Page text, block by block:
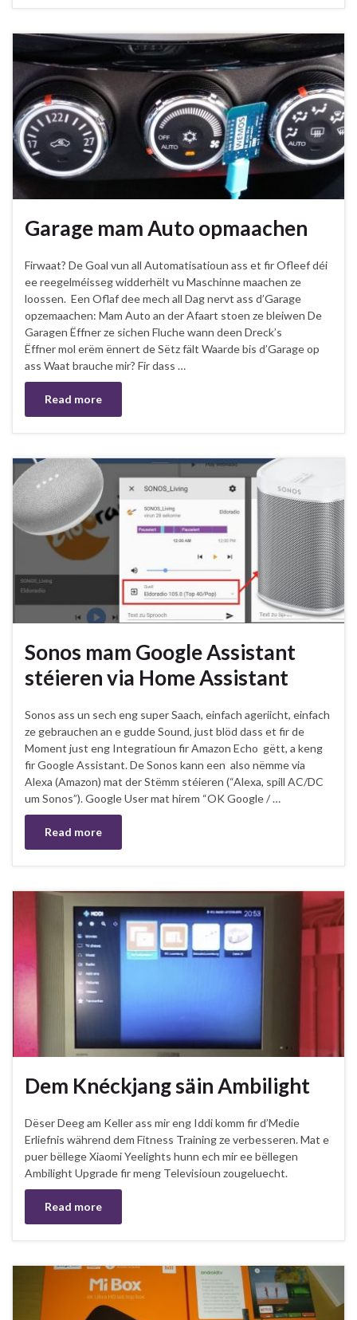
Garage mam Auto opmaachen
Firwaat? De Goal vun all Automatisatioun ass et fir Ofleef déi
ee reegelméisseg widderhëlt vu Maschinne maachen ze
loossen. Een Oflaf dee mech all Dag nervt ass d’Garage
opzemaachen: Mam Auto an der Afaart stoen ze bleiwen De
Garagen Ëffner ze sichen Fluche wann deen Dreck’s
Ëffner mol erëm ënnert de Sëtz fält Waarde bis d’Garage op
ass Waat brauche mir? Fir dass …
Read more
Sonos mam Google Assistant
stéieren via Home Assistant
Sonos ass un sech eng super Saach, einfach ageriicht, einfach
ze gebrauchen an e gudde Sound, just blöd dass et fir de
Moment just eng Integratioun fir Amazon Echo gëtt, a keng
fir Google Assistant. De Sonos kann een also nëmme via
Alexa (Amazon) mat der Stëmm stéieren (“Alexa, spill AC/DC
um Sonos”). Google User mat hirem “OK Google / …
Read more
Dem Knéckjang säin Ambilight
Dëser Deeg am Keller ass mir eng Iddi komm fir d’Medie
Erliefnis während dem Fitness Training ze verbesseren. Mat e
puer bëllege Xiaomi Yeelights hunn ech mir ee bëllegen
Ambilight Upgrade fir meng Televisioun zougeluecht.
Read more